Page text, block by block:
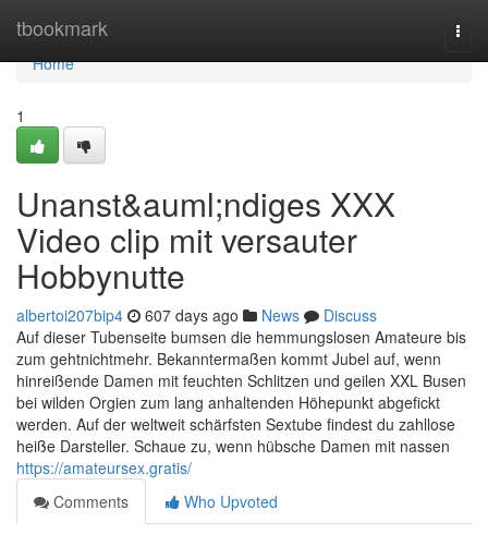
tbookmark
Home
Home
1
Unanst&auml;ndiges XXX
Video clip mit versauter
Hobbynutte
albertoi207bip4 607 days ago News
Discuss
Auf dieser Tubenseite bumsen die hemmungslosen Amateure bis
zum gehtnichtmehr. Bekanntermaßen kommt Jubel auf, wenn
hinreißende Damen mit feuchten Schlitzen und geilen XXL Busen
bei wilden Orgien zum lang anhaltenden Höhepunkt abgefickt
werden. Auf der weltweit schärfsten Sextube findest du zahllose
heiße Darsteller. Schaue zu, wenn hübsche Damen mit nassen
https://amateursex.gratis/
Comments
Who Upvoted